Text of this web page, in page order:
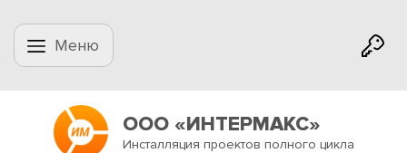
Меню
ООО «ИНТЕРМАКС»
Инсталляция проектов полного цикла